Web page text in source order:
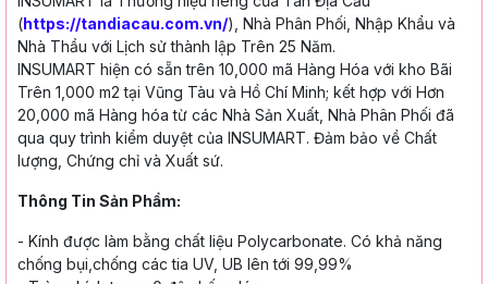
(https://tandiacau.com.vn/), Nhà Phân Phối, Nhập Khẩu và
Nhà Thầu với Lịch sử thành lập Trên 25 Năm.
INSUMART hiện có sẵn trên 10,000 mã Hàng Hóa với kho Bãi
Trên 1,000 m2 tại Vũng Tàu và Hồ Chí Minh; kết hợp với Hơn
20,000 mã Hàng hóa từ các Nhà Sản Xuất, Nhà Phân Phối đã
qua quy trình kiểm duyệt của INSUMART. Đảm bảo về Chất
lượng, Chứng chỉ và Xuất sứ.
Thông Tin Sản Phẩm:
- Kính được làm bằng chất liệu Polycarbonate. Có khả năng
chống bụi,chống các tia UV, UB lên tới 99,99%